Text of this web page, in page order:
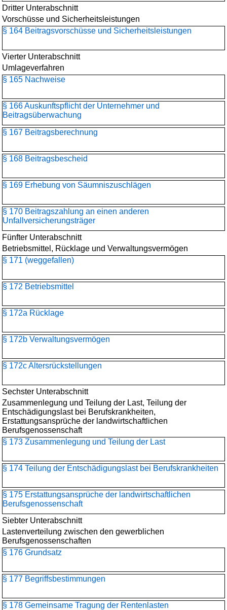
Dritter Unterabschnitt
Vorschüsse und Sicherheitsleistungen
§ 164 Beitragsvorschüsse und Sicherheitsleistungen
Vierter Unterabschnitt
Umlageverfahren
§ 165 Nachweise
§ 166 Auskunftspflicht der Unternehmer und
Beitragsüberwachung
§ 167 Beitragsberechnung
§ 168 Beitragsbescheid
§ 169 Erhebung von Säumniszuschlägen
§ 170 Beitragszahlung an einen anderen
Unfallversicherungsträger
Fünfter Unterabschnitt
Betriebsmittel, Rücklage und Verwaltungsvermögen
§ 171 (weggefallen)
§ 172 Betriebsmittel
§ 172a Rücklage
§ 172b Verwaltungsvermögen
§ 172c Altersrückstellungen
Sechster Unterabschnitt
Zusammenlegung und Teilung der Last, Teilung der
Entschädigungslast bei Berufskrankheiten,
Erstattungsansprüche der landwirtschaftlichen
Berufsgenossenschaft
§ 173 Zusammenlegung und Teilung der Last
§ 174 Teilung der Entschädigungslast bei Berufskrankheiten
§ 175 Erstattungsansprüche der landwirtschaftlichen
Berufsgenossenschaft
Siebter Unterabschnitt
Lastenverteilung zwischen den gewerblichen
Berufsgenossenschaften
§ 176 Grundsatz
§ 177 Begriffsbestimmungen
§ 178 Gemeinsame Tragung der Rentenlasten